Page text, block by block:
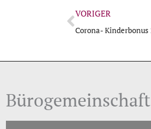
Zurück
VORIGER
Corona-